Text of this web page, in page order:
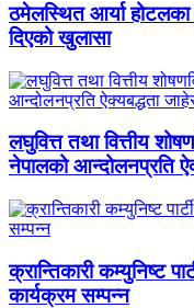
ठमेलस्थित आर्या होटलका
दिएको खुलासा
लघुवित्त तथा वित्तीय
नेपालको आन्दोलनप्रति
क्रान्तिकारी कम्युनिष्ट
कार्यक्रम सम्पन्न